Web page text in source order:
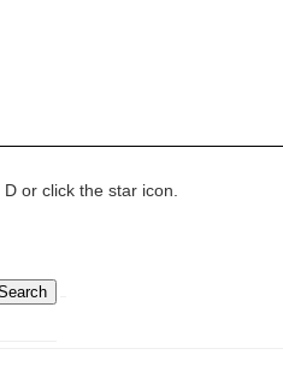
or click the star icon.